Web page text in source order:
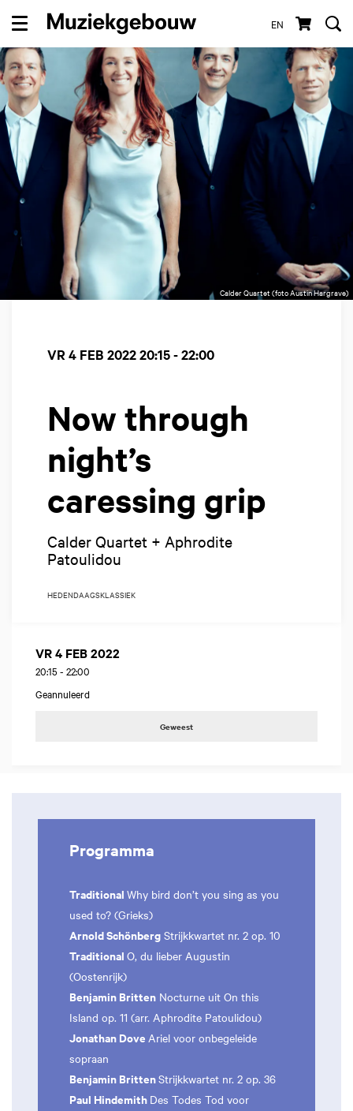
EN
Menu
Calder Quartet (foto Austin Hargrave)
Now through
night’s
caressing grip
Calder Quartet + Aphrodite
Patoulidou
VR 4 FEB 202220:15 - 22:00
HEDENDAAGSKLASSIEK
VR 4 FEB 2022
20:15 - 22:00
Geannuleerd
Geweest
Programma
Traditional Why bird don’t you sing as you
used to? (Grieks)
Arnold Schönberg Strijkkwartet nr. 2 op. 10
Traditional O, du lieber Augustin
(Oostenrijk)
Benjamin Britten Nocturne uit On this
Island op. 11 (arr. Aphrodite Patoulidou)
Jonathan Dove Ariel voor onbegeleide
sopraan
Benjamin BrittenStrijkkwartet nr. 2 op. 36
Paul Hindemith Des Todes Tod voor